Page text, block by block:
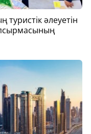
әлеуетін